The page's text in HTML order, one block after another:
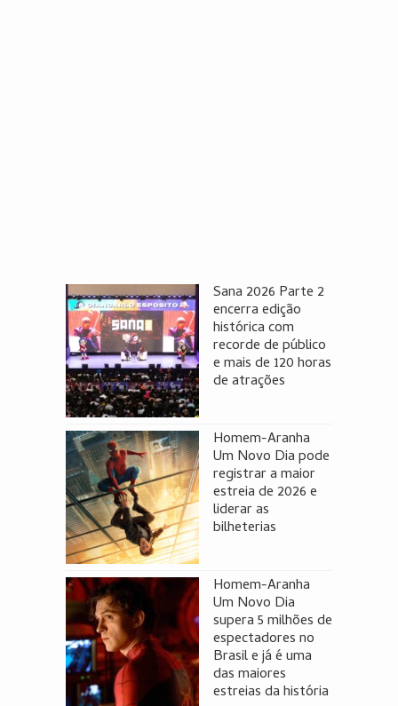
Sana 2026 Parte 2
encerra edição
histórica com
recorde de público
e mais de 120 horas
de atrações
Homem-Aranha
Um Novo Dia pode
registrar a maior
estreia de 2026 e
liderar as
bilheterias
Homem-Aranha
Um Novo Dia
supera 5 milhões de
espectadores no
Brasil e já é uma
das maiores
estreias da história